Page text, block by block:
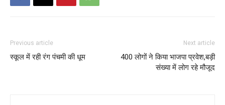
Previous article
स्कूल में रही रंग पंचमी की धूम
Next article
400 लोगों ने किया भाजपा प्रवेश,बड़ी
संख्या में लोग रहे मौजूद